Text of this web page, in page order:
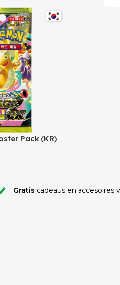
Pack (KR)
Gratis cadeaus en accesoires